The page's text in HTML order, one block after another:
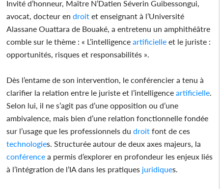
Invité d’honneur, Maître N’Datien Séverin Guibessongui,
avocat, docteur en droit et enseignant à l’Université
Alassane Ouattara de Bouaké, a entretenu un amphithéâtre
comble sur le thème : « L’intelligence artificielle et le juriste :
opportunités, risques et responsabilités ».
Dès l’entame de son intervention, le conférencier a tenu à
clarifier la relation entre le juriste et l’intelligence artificielle
Selon lui, il ne s’agit pas d’une opposition ou d’une
ambivalence, mais bien d’une relation fonctionnelle fondée
sur l’usage que les professionnels du droit font de ces
technologies. Structurée autour de deux axes majeurs, la
conférence a permis d’explorer en profondeur les enjeux liés
à l’intégration de l’IA dans les pratiques juridiques.